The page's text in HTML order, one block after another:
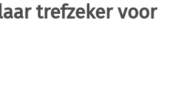
trefzeker voor